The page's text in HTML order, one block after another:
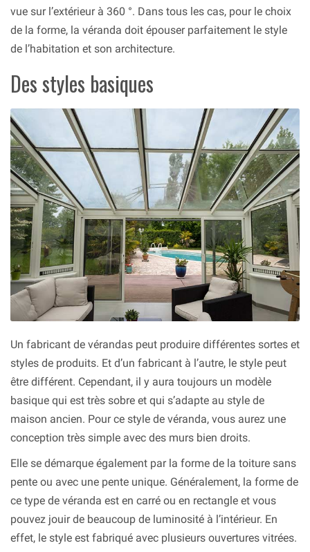
vue sur l’extérieur à 360 °. Dans tous les cas, pour le choix
de la forme, la véranda doit épouser parfaitement le style
de l’habitation et son architecture.
Des styles basiques
Un fabricant de vérandas peut produire différentes sortes et
styles de produits. Et d’un fabricant à l’autre, le style peut
être différent. Cependant, il y aura toujours un modèle
basique qui est très sobre et qui s’adapte au style de
maison ancien. Pour ce style de véranda, vous aurez une
conception très simple avec des murs bien droits.
Elle se démarque également par la forme de la toiture sans
pente ou avec une pente unique. Généralement, la forme de
ce type de véranda est en carré ou en rectangle et vous
pouvez jouir de beaucoup de luminosité à l’intérieur. En
effet, le style est fabriqué avec plusieurs ouvertures vitrées.